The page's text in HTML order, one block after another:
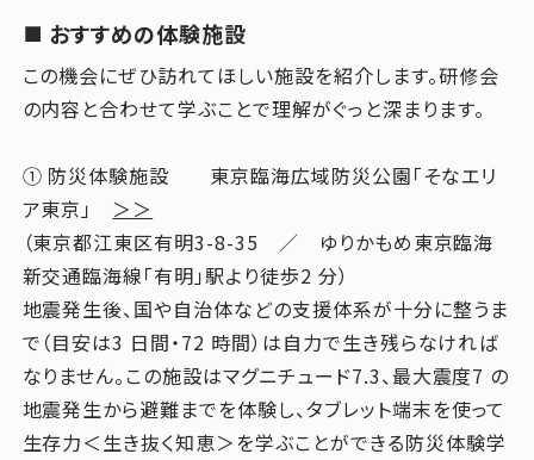
おすすめの体験施設
この機会にぜひ訪れてほしい施設を紹介します。研修会
の内容と合わせて学ぶことで理解がぐっと深まります。
① 防災体験施設 東京臨海広域防災公園「そなエリ
ア東京」 ＞＞
（東京都江東区有明3-8-35 ／ ゆりかもめ東京臨海
新交通臨海線「有明」駅より徒歩2 分）
地震発生後、国や自治体などの支援体系が十分に整うま
で（目安は3 日間・72 時間）は自力で生き残らなければ
なりません。この施設はマグニチュード7.3、最大震度7 の
地震発生から避難までを体験し、タブレット端末を使って
生存力＜生き抜く知恵＞を学ぶことができる防災体験学